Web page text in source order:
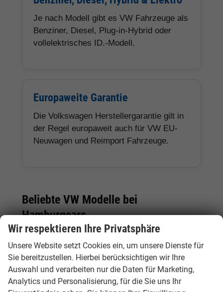
Je nach Modell gibt es VW Fahrzeuge als
Benziner, Diesel, Plug-in-Hybrid oder
vollelektrisches ID.-Modell.
Europaweite Garantie
Die Volkswagen Herstellergarantie gilt in
der Regel europaweit auch für VW EU-
Neuwagen und Reimport Fahrzeuge.
Beliebte VW Modelle bei
Hamburgcars
Modell Fahrzeugtyp Besonderheiten
VW
Polo
Kleinwagen
Kompakt, sparsam und
ideal für Stadt, Pendler
Wir respektieren Ihre Privatsphäre
Unsere Website setzt Cookies ein, um unsere Dienste für
Sie bereitzustellen. Hierbei berücksichtigen wir Ihre
Auswahl und verarbeiten nur die Daten für Marketing,
Analytics und Personalisierung, für die Sie uns Ihr